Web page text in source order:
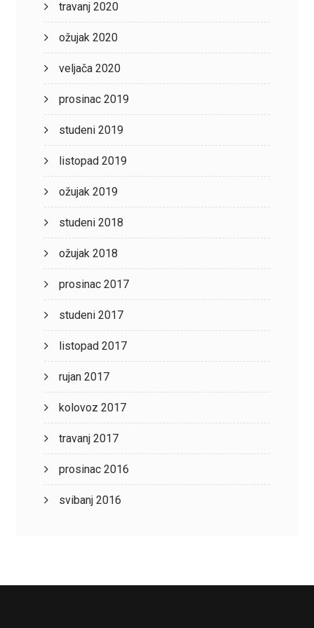
travanj 2020
ožujak 2020
veljača 2020
prosinac 2019
studeni 2019
listopad 2019
ožujak 2019
studeni 2018
ožujak 2018
prosinac 2017
studeni 2017
listopad 2017
rujan 2017
kolovoz 2017
travanj 2017
prosinac 2016
svibanj 2016